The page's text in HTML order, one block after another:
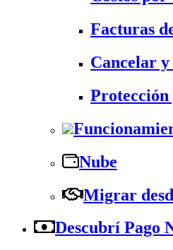
Facturas
Cancelar
Protección
Nube
Migrar
Descubrí Pago